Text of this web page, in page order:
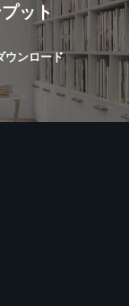
ット
ウンロード